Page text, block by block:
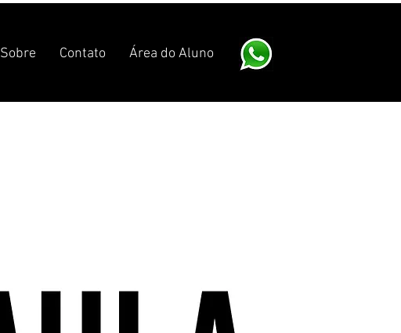
Sobre Contato Área do Aluno